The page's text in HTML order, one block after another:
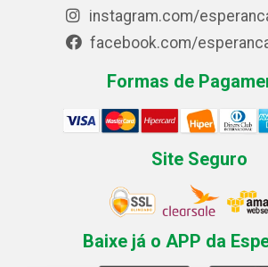
instagram.com/
facebook.com/
Formas de
Site Seguro
Baixe já o APP da